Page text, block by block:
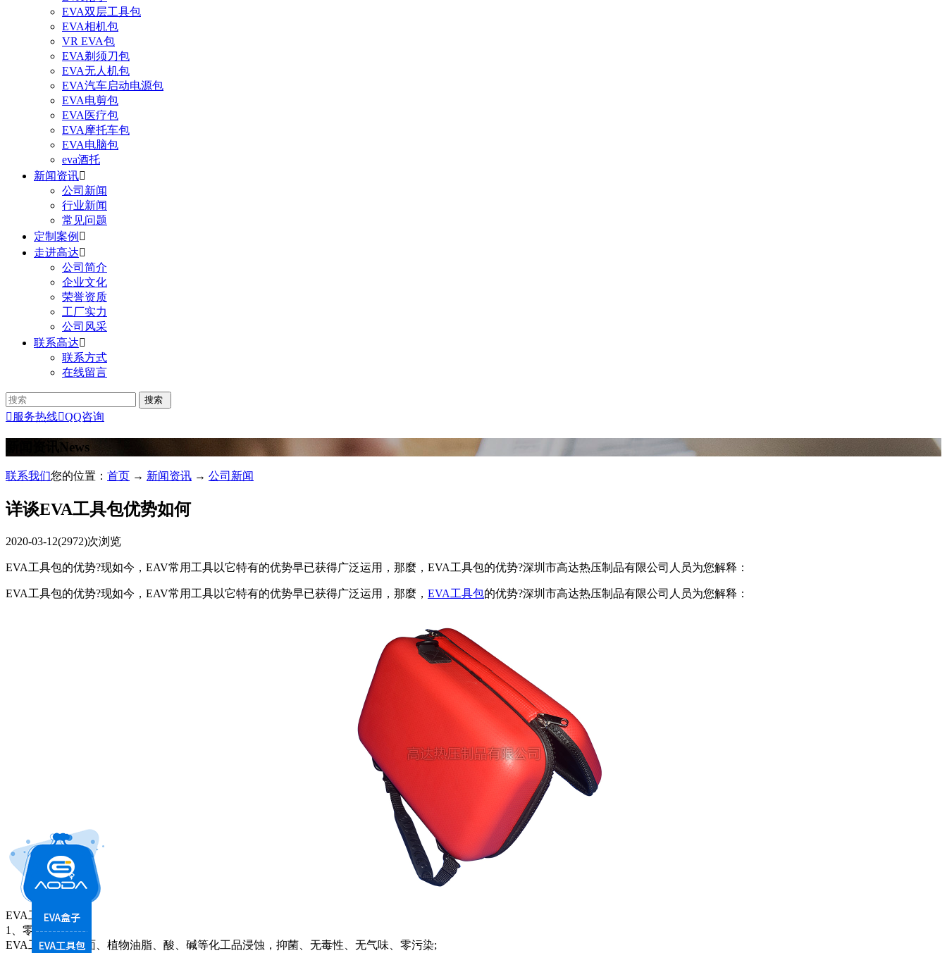
EVA双层工具包
EVA相机包
VR EVA包
EVA剃须刀包
EVA无人机包
EVA汽车启动电源包
EVA电剪包
EVA医疗包
EVA摩托车包
EVA电脑包
eva酒托
新闻资讯
公司新闻
行业新闻
常见问题
定制案例 
走进高达
公司简介
企业文化
荣誉资质
工厂实力
公司风采
联系高达
联系方式
在线留言
 服务热线QQ咨询
新闻资讯News
联系我们您的位置： 首页 → 新闻资讯 → 公司新闻
详谈EVA工具包优势如何
2020-03-12(2972)次浏览
EVA工具包的优势?现如今，EAV常用工具以它特有的优势早已获得广泛运用，那麼，EVA工具包的优势?深圳市高达热压制品有限公司人员为您解释：
EVA工具包的优势?现如今，EAV常用工具以它特有的优势早已获得广泛运用，那麼， EVA工具包的优势?深圳市高达热压制品有限公司人员为您解释：
EVA工具包优势：
1、零污染
EVA工具包耐海面、植物油脂、酸、碱等化工品浸蚀，抑菌、无毒性、无气味、零污染;